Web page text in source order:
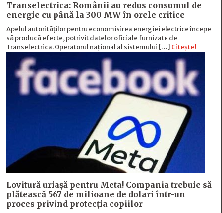
Transelectrica: Românii au redus consumul de
energie cu până la 300 MW în orele critice
Apelul autorităților pentru economisirea energiei electrice începe
să producă efecte, potrivit datelor oficiale furnizate de
Transelectrica. Operatorul național al sistemului […] Citește!
Lovitură uriașă pentru Meta! Compania trebuie să
plătească 567 de milioane de dolari într-un
proces privind protecția copiilor